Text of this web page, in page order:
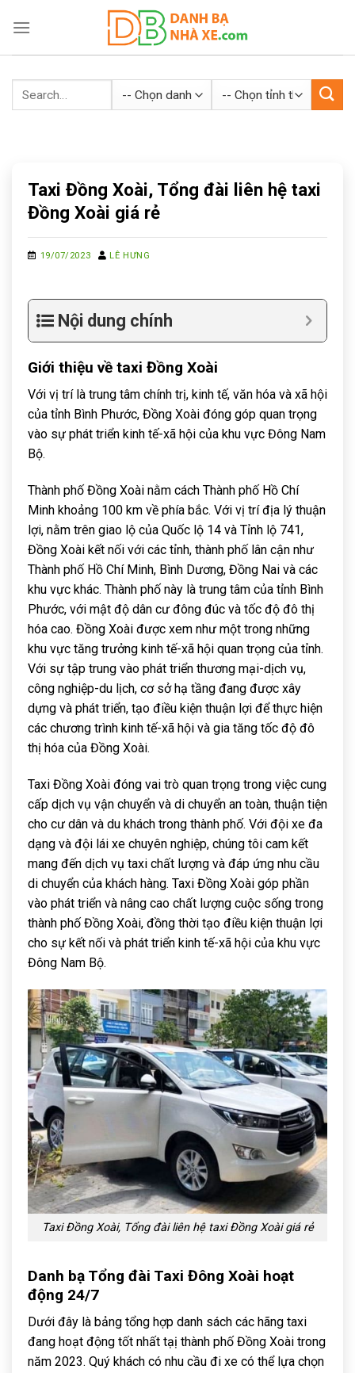
Taxi Đồng Xoài, Tổng đài liên hệ taxi
Đồng Xoài giá rẻ
19/07/2023 LÊ HƯNG
Nội dung chính
Giới thiệu về taxi Đồng Xoài
Với vị trí là trung tâm chính trị, kinh tế, văn hóa và xã hội
của tỉnh Bình Phước, Đồng Xoài đóng góp quan trọng
vào sự phát triển kinh tế-xã hội của khu vực Đông Nam
Bộ.
Thành phố Đồng Xoài nằm cách Thành phố Hồ Chí
Minh khoảng 100 km về phía bắc. Với vị trí địa lý thuận
lợi, nằm trên giao lộ của Quốc lộ 14 và Tỉnh lộ 741,
Đồng Xoài kết nối với các tỉnh, thành phố lân cận như
Thành phố Hồ Chí Minh, Bình Dương, Đồng Nai và các
khu vực khác. Thành phố này là trung tâm của tỉnh Bình
Phước, với mật độ dân cư đông đúc và tốc độ đô thị
hóa cao. Đồng Xoài được xem như một trong những
khu vực tăng trưởng kinh tế-xã hội quan trọng của tỉnh.
Với sự tập trung vào phát triển thương mại-dịch vụ,
công nghiệp-du lịch, cơ sở hạ tầng đang được xây
dựng và phát triển, tạo điều kiện thuận lợi để thực hiện
các chương trình kinh tế-xã hội và gia tăng tốc độ đô
thị hóa của Đồng Xoài.
Taxi Đồng Xoài đóng vai trò quan trọng trong việc cung
cấp dịch vụ vận chuyển và di chuyển an toàn, thuận tiện
cho cư dân và du khách trong thành phố. Với đội xe đa
dạng và đội lái xe chuyên nghiệp, chúng tôi cam kết
mang đến dịch vụ taxi chất lượng và đáp ứng nhu cầu
di chuyển của khách hàng. Taxi Đồng Xoài góp phần
vào phát triển và nâng cao chất lượng cuộc sống trong
thành phố Đồng Xoài, đồng thời tạo điều kiện thuận lợi
cho sự kết nối và phát triển kinh tế-xã hội của khu vực
Đông Nam Bộ.
Taxi Đồng Xoài, Tổng đài liên hệ taxi Đồng Xoài giá rẻ
Danh bạ Tổng đài Taxi Đông Xoài hoạt
động 24/7
Dưới đây là bảng tổng hợp danh sách các hãng taxi
đang hoạt động tốt nhất tạị thành phố Đồng Xoài trong
năm 2023. Quý khách có nhu cầu đi xe có thể lựa chọn